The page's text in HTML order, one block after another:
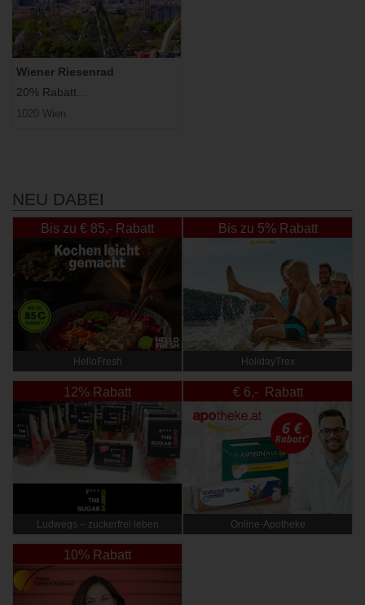
Wiener Riesenrad
20% Rabatt...
1020 Wien
NEU DABEI
Bis zu € 85,- Rabatt
HelloFresh
Bis zu 5% Rabatt
HolidayTrex
12% Rabatt
Ludwegs – zuckerfrei leben
€ 6,- Rabatt
Online‑Apotheke
10% Rabatt